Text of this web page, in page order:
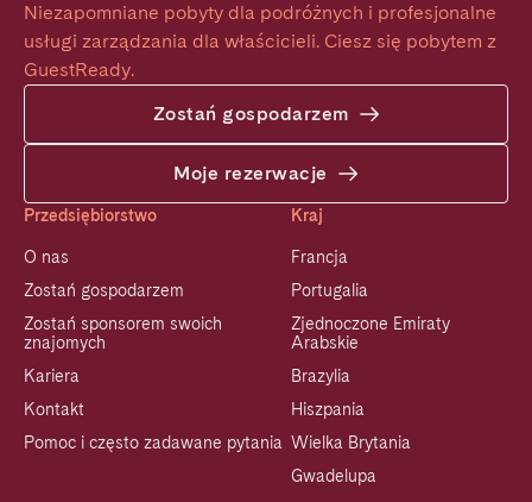
Niezapomniane pobyty dla podróżnych i profesjonalne
usługi zarządzania dla właścicieli. Ciesz się pobytem z
GuestReady.
Zostań gospodarzem
Moje rezerwacje
Przedsiębiorstwo
O nas
Zostań gospodarzem
Zostań sponsorem swoich
znajomych
Kariera
Kontakt
Pomoc i często zadawane pytania
Kraj
Francja
Portugalia
Zjednoczone Emiraty
Arabskie
Brazylia
Hiszpania
Wielka Brytania
Gwadelupa